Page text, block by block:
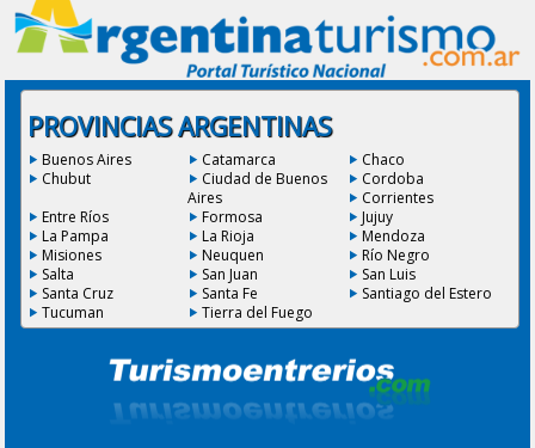
PROVINCIAS ARGENTINAS
Buenos Aires Catamarca
Chaco
Chubut
Ciudad de Buenos
Aires
Cordoba
Corrientes
Entre Ríos
Formosa
Jujuy
La Pampa
La Rioja
Mendoza
Misiones
Neuquen
Río Negro
Salta
San Juan
San Luis
Santa Cruz
Santa Fe
Santiago del Estero
Tucuman
Tierra del Fuego